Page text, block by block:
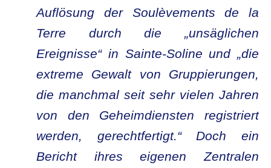
Auflösung der Soulèvements de la
Terre durch die „unsäglichen
Ereignisse“ in Sainte-Soline und „die
extreme Gewalt von Gruppierungen,
die manchmal seit sehr vielen Jahren
von den Geheimdiensten registriert
werden, gerechtfertigt.“ Doch ein
Bericht ihres eigenen Zentralen